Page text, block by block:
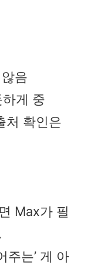
음
게 중
처 확인은
Max가 필
주는’ 게 아